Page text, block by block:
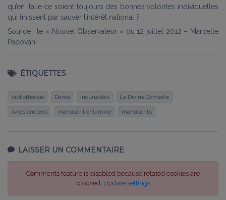
qu’en Italie ce soient toujours des bonnes volontés individuelles
qui finissent par sauver l’intérêt national ?
Source : le « Nouvel Observateur » du 12 juillet 2012 – Marcelle
Padovani
ÉTIQUETTES
bibliothèque Dante incunables La Divine Comédie
livres anciens manuscrit enluminé manuscrits
LAISSER UN COMMENTAIRE
Comments feature is disabled because related cookies are
blocked. Update settings